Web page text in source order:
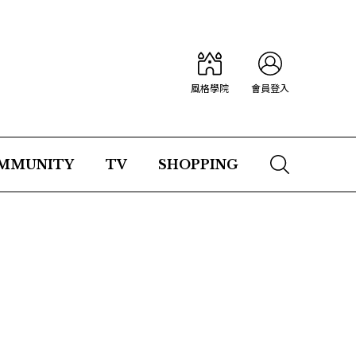
風格學院 會員登入
TV SHOPPING